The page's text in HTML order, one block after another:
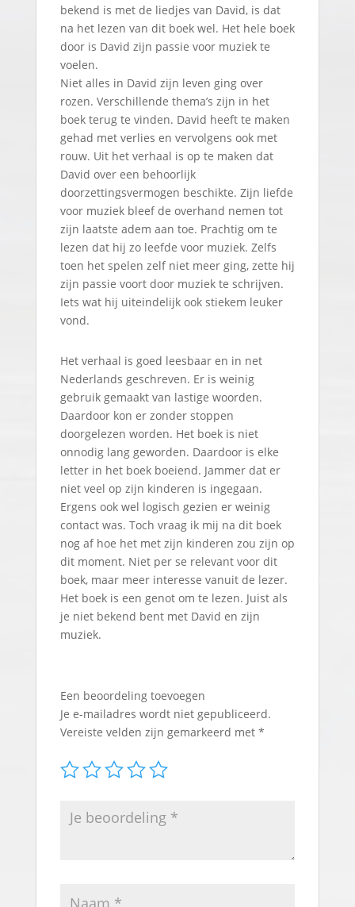
bekend is met de liedjes van David, is dat
na het lezen van dit boek wel. Het hele boek
door is David zijn passie voor muziek te
voelen.
Niet alles in David zijn leven ging over
rozen. Verschillende thema’s zijn in het
boek terug te vinden. David heeft te maken
gehad met verlies en vervolgens ook met
rouw. Uit het verhaal is op te maken dat
David over een behoorlijk
doorzettingsvermogen beschikte. Zijn liefde
voor muziek bleef de overhand nemen tot
zijn laatste adem aan toe. Prachtig om te
lezen dat hij zo leefde voor muziek. Zelfs
toen het spelen zelf niet meer ging, zette hij
zijn passie voort door muziek te schrijven.
Iets wat hij uiteindelijk ook stiekem leuker
vond.
Het verhaal is goed leesbaar en in net
Nederlands geschreven. Er is weinig
gebruik gemaakt van lastige woorden.
Daardoor kon er zonder stoppen
doorgelezen worden. Het boek is niet
onnodig lang geworden. Daardoor is elke
letter in het boek boeiend. Jammer dat er
niet veel op zijn kinderen is ingegaan.
Ergens ook wel logisch gezien er weinig
contact was. Toch vraag ik mij na dit boek
nog af hoe het met zijn kinderen zou zijn op
dit moment. Niet per se relevant voor dit
boek, maar meer interesse vanuit de lezer.
Het boek is een genot om te lezen. Juist als
je niet bekend bent met David en zijn
muziek.
Een beoordeling toevoegen
Je e-mailadres wordt niet gepubliceerd.
Vereiste velden zijn gemarkeerd met *